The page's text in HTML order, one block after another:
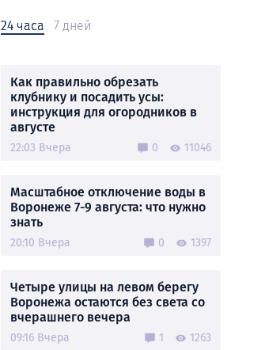
24 часа 7 дней
Как правильно обрезать
клубнику и посадить усы:
инструкция для огородников в
августе
22:03 Вчера 0 11046
Масштабное отключение воды в
Воронеже 7-9 августа: что нужно
знать
20:10 Вчера 0 1397
Четыре улицы на левом берегу
Воронежа остаются без света со
вчерашнего вечера
09:16 Вчера 1 1263